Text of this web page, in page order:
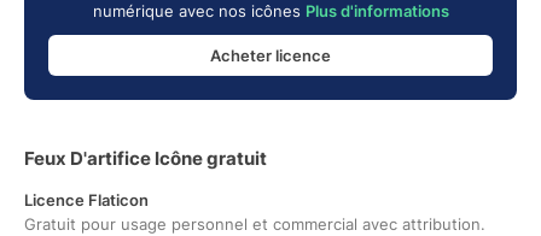
numérique avec nos icônes Plus d'informations
Acheter licence
Feux D'artifice Icône gratuit
Licence Flaticon
Gratuit pour usage personnel et commercial avec attribution.